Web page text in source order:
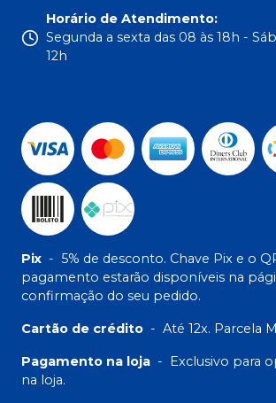
Horário de Atendimento:
Segunda a sexta das 08 às 18h -
12h
Pix - 5% de desconto. Chave Pix e o
pagamento estarão disponíveis na
confirmação do seu pedido.
Cartão de crédito - Até 12x. Parcela
Pagamento na loja - Exclusivo para
na loja.